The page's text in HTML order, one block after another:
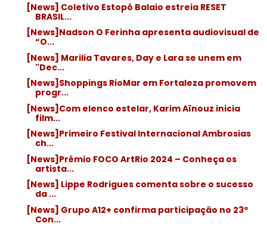
[News] Coletivo Estopô Balaio estreia RESET
BRASIL...
[News]Nadson O Ferinha apresenta audiovisual de
“O...
[News] Marilia Tavares, Day e Lara se unem em
"Dec...
[News]Shoppings RioMar em Fortaleza promovem
progr...
[News]Com elenco estelar, Karim Aïnouz inicia
film...
[News]Primeiro Festival Internacional Ambrosias
ch...
[News]Prêmio FOCO ArtRio 2024 – Conheça os
artista...
[News] Lippe Rodrigues comenta sobre o sucesso
da ...
[News] Grupo A12+ confirma participação no 23º
Con...